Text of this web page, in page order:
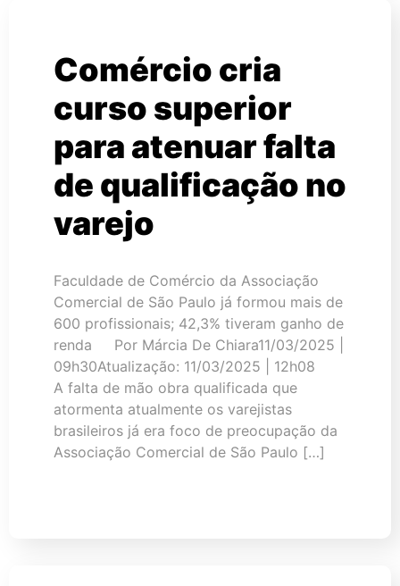
Comércio cria
curso superior
para atenuar falta
de qualificação no
varejo
Faculdade de Comércio da Associação
Comercial de São Paulo já formou mais de
600 profissionais; 42,3% tiveram ganho de
renda Por Márcia De Chiara11/03/2025 |
09h30Atualização: 11/03/2025 | 12h08
A falta de mão obra qualificada que
atormenta atualmente os varejistas
brasileiros já era foco de preocupação da
Associação Comercial de São Paulo […]